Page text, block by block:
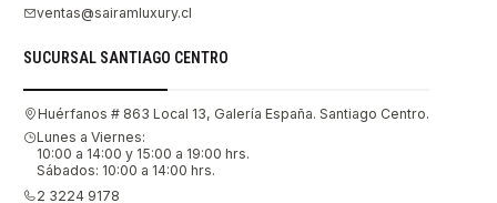
ventas@sairamluxury.cl
SUCURSAL SANTIAGO CENTRO
Huérfanos # 863 Local 13, Galería España. Santiago Centro.
Lunes a Viernes:
10:00 a 14:00 y 15:00 a 19:00 hrs.
Sábados: 10:00 a 14:00 hrs.
2 3224 9178